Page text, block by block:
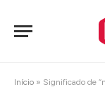
Início » Significado de